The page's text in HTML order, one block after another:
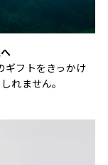
ギフトをきっかけ
れません。